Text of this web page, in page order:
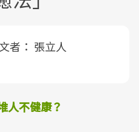
者： 張立人
人不健康？